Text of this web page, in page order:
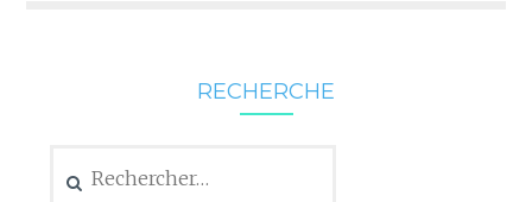
RECHERCHE